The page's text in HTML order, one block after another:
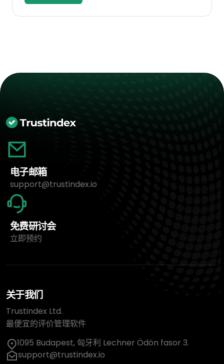
电子邮箱
support@trustindex.io
免费研讨会
立即预约
关于我们
Trustindex Ltd.
最便宜的评价管理软件
1095 Budapest, 匈牙利 Lechner Ödön fasor 3.
support@trustindex.io